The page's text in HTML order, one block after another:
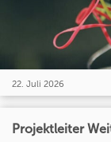
22. Juli 2026
Projektleiter